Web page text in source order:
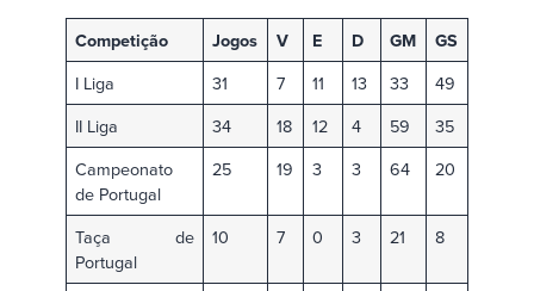
Competição Jogos V E D GM
GS
I Liga
31 7 11 13 33
49
II Liga
34 18 12 4 59
35
Campeonato
de Portugal
25 19 3 3 64 20
Taça de
Portugal
10 7 0 3 21 8